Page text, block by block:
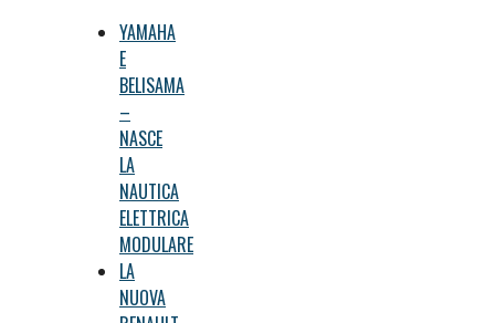
YAMAHA
E
BELISAMA
–
NASCE
LA
NAUTICA
ELETTRICA
MODULARE
LA
NUOVA